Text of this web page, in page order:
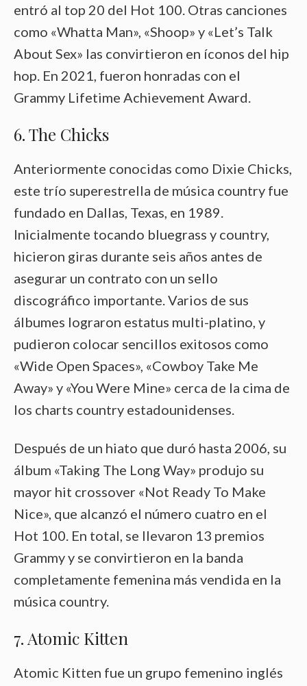
entró al top 20 del Hot 100. Otras canciones
como «Whatta Man», «Shoop» y «Let’s Talk
About Sex» las convirtieron en íconos del hip
hop. En 2021, fueron honradas con el
Grammy Lifetime Achievement Award.
6. The Chicks
Anteriormente conocidas como Dixie Chicks,
este trío superestrella de música country fue
fundado en Dallas, Texas, en 1989.
Inicialmente tocando bluegrass y country,
hicieron giras durante seis años antes de
asegurar un contrato con un sello
discográfico importante. Varios de sus
álbumes lograron estatus multi-platino, y
pudieron colocar sencillos exitosos como
«Wide Open Spaces», «Cowboy Take Me
Away» y «You Were Mine» cerca de la cima de
los charts country estadounidenses.
Después de un hiato que duró hasta 2006, su
álbum «Taking The Long Way» produjo su
mayor hit crossover «Not Ready To Make
Nice», que alcanzó el número cuatro en el
Hot 100. En total, se llevaron 13 premios
Grammy y se convirtieron en la banda
completamente femenina más vendida en la
música country.
7. Atomic Kitten
Atomic Kitten fue un grupo femenino inglés